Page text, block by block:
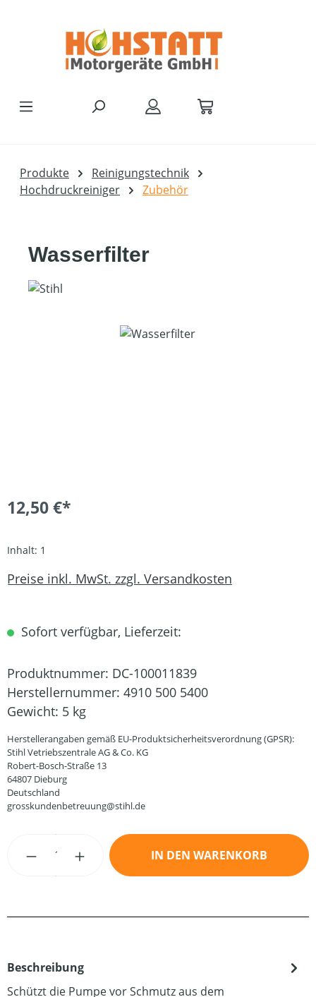
Produkte
Reinigungstechnik
Hochdruckreiniger
Zubehör
Wasserfilter
Bildergalerie überspringen
12,50 €*
Inhalt: 1
Preise inkl. MwSt. zzgl. Versandkosten
Sofort verfügbar, Lieferzeit:
Produktnummer: DC-100011839
Herstellernummer: 4910 500 5400
Gewicht: 5 kg
Herstellerangaben gemäß EU-Produktsicherheitsverordnung (GPSR):
Stihl Vetriebszentrale AG & Co. KG
Robert-Bosch-Straße 13
64807 Dieburg
Deutschland
grosskundenbetreuung@stihl.de
Produkt Anzahl: Gib den gewünschten
IN DEN WARENKORB
Beschreibung
Schützt die Pumpe vor Schmutz aus dem